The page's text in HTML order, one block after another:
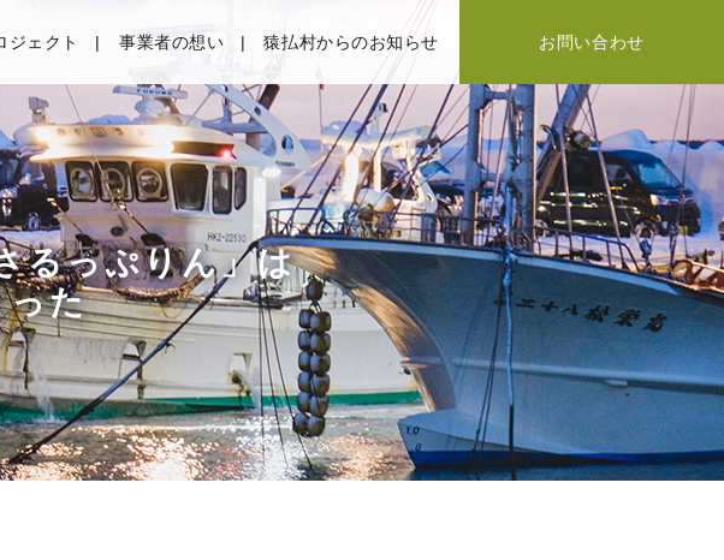
ジェクト 事業者の想い 猿払村からのお知らせ お問い合わせ
るっぷりん」は
った